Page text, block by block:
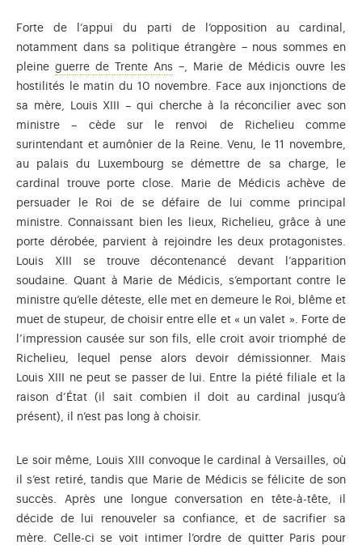
Forte de l’appui du parti de l’opposition au cardinal,
notamment dans sa politique étrangère − nous sommes en
pleine guerre de Trente Ans Guerre embrasant toute l'Europe
−, Marie de Médicis ouvre les
hostilités le matin du 10 novembre. Face aux injonctions de
sa mère, Louis XIII – qui cherche à la réconcilier avec son
ministre – cède sur le renvoi de Richelieu comme
surintendant et aumônier de la Reine. Venu, le 11 novembre,
au palais du Luxembourg se démettre de sa charge, le
cardinal trouve porte close. Marie de Médicis achève de
persuader le Roi de se défaire de lui comme principal
ministre. Connaissant bien les lieux, Richelieu, grâce à une
porte dérobée, parvient à rejoindre les deux protagonistes.
Louis XIII se trouve décontenancé devant l’apparition
soudaine. Quant à Marie de Médicis, s’emportant contre le
ministre qu’elle déteste, elle met en demeure le Roi, blême et
muet de stupeur, de choisir entre elle et « un valet ». Forte de
l’impression causée sur son fils, elle croit avoir triomphé de
Richelieu, lequel pense alors devoir démissionner. Mais
Louis XIII ne peut se passer de lui. Entre la piété filiale et la
raison d’État (il sait combien il doit au cardinal jusqu’à
présent), il n’est pas long à choisir.
Le soir même, Louis XIII convoque le cardinal à Versailles, où
il s’est retiré, tandis que Marie de Médicis se félicite de son
succès. Après une longue conversation en tête-à-tête, il
décide de lui renouveler sa confiance, et de sacrifier sa
mère. Celle-ci se voit intimer l’ordre de quitter Paris pour